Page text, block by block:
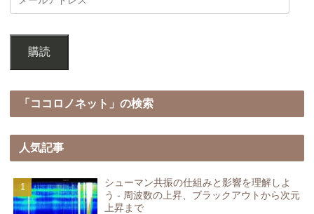
購読
「ココロノネット」の検索
人気記事
シューマン共振の仕組みと影響を理解しよ
う - 周波数の上昇、ブラックアウトから次元
上昇まで